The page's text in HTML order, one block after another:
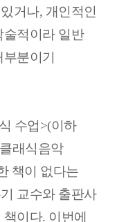
거나, 개인적인
술적이라 일반
분이기
수업>(이하
래식음악
책이 없다는
교수와 출판사
이다. 이번에